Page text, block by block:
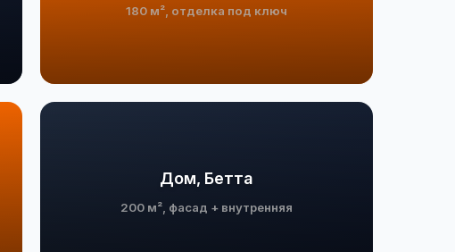
180 м², отделка под ключ
Дом, Бетта
200 м², фасад + внутренняя